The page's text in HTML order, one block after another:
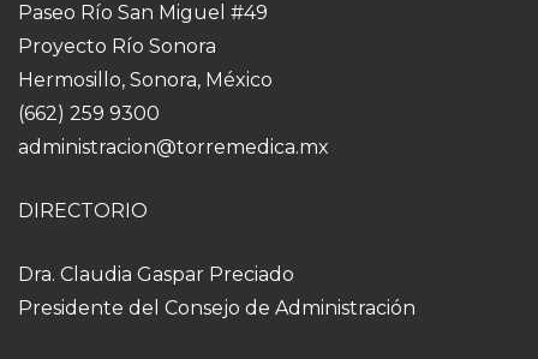
Paseo Río San Miguel #49
Proyecto Río Sonora
Hermosillo, Sonora, México
(662) 259 9300
administracion@torremedica.mx
DIRECTORIO
Dra. Claudia Gaspar Preciado
Presidente del Consejo de Administración